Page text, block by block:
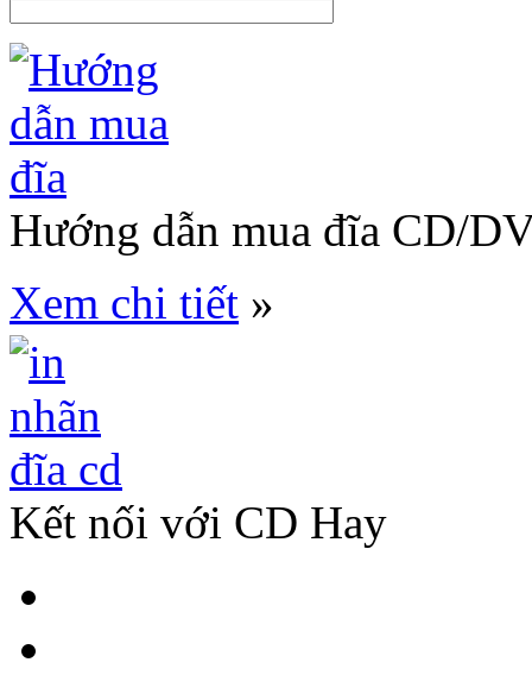
Hướng dẫn mua đĩa CD/
Xem chi tiết »
Kết nối với CD Hay